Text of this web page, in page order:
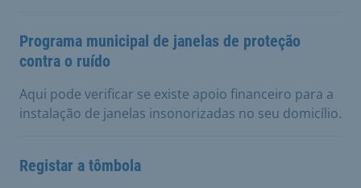
Programa municipal de janelas de proteção
contra o ruído
Aqui pode verificar se existe apoio financeiro para a
instalação de janelas insonorizadas no seu domicílio.
Registar a tômbola